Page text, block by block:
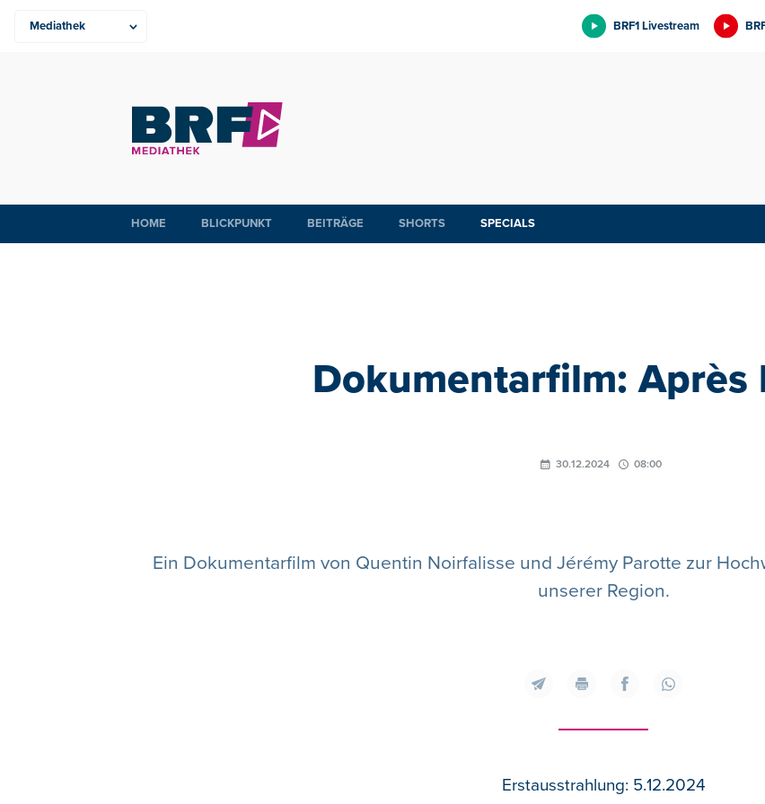
BRF1 Livestream
HOME BLICKPUNKT BEITRÄGE SHORTS SPECIALS
Dokumentarfilm: Après
30.12.2024 08:00
Ein Dokumentarfilm von Quentin Noirfalisse und Jérémy Parotte zur
unserer Region.
Erstausstrahlung: 5.12.2024